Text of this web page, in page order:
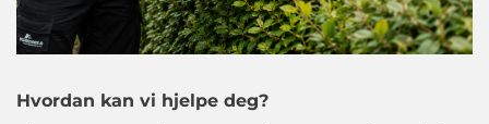
Hvordan kan vi hjelpe deg?